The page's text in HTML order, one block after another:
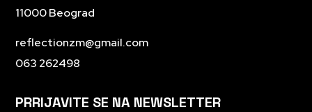
11000 Beograd
reflectionzm@gmail.com
063 262498
PRRIJAVITE SE NA NEWSLETTER